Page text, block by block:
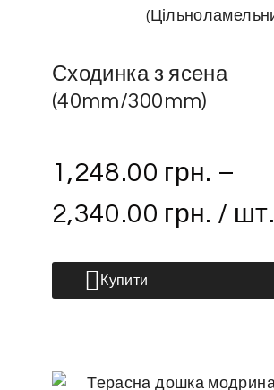
Сходинка з ясена
(40mm/300mm)
1,248.00 грн. –
2,340.00 грн. / шт.
Купити